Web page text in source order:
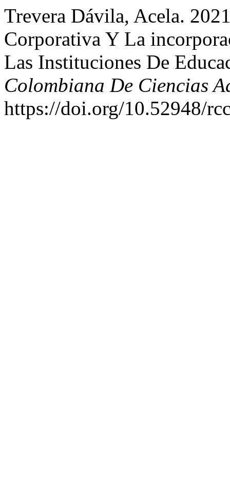
Trevera Dávila, Acela.
Corporativa Y La
Las Instituciones De
Colombiana De Ciencias
https://doi.org/10.52948/